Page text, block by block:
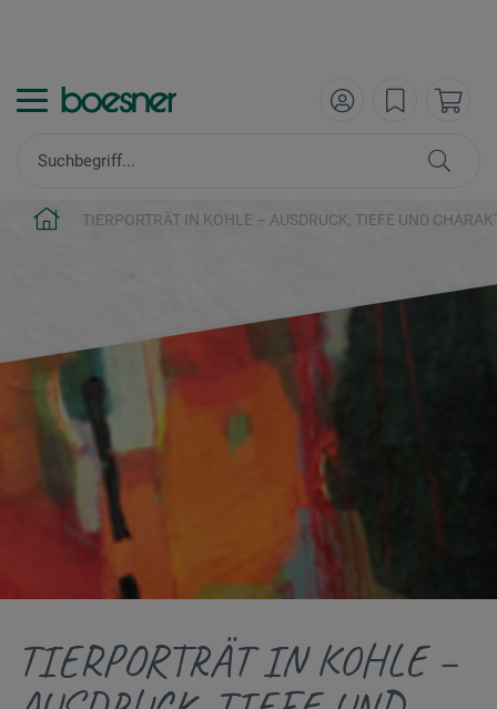
TIERPORTRÄT IN KOHLE – AUSDRUCK, TIEFE UND
TIERPORTRÄT IN KOHLE –